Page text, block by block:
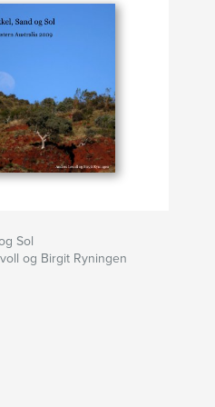
Sol
og Birgit Ryningen